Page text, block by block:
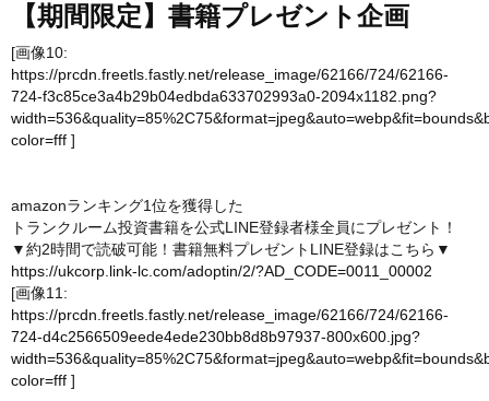
【期間限定】書籍プレゼント企画
[画像10:
https://prcdn.freetls.fastly.net/release_image/62166/724/62166-
724-f3c85ce3a4b29b04edbda633702993a0-2094x1182.png?
color=fff ]
amazonランキング1位を獲得した
トランクルーム投資書籍を公式LINE登録者様全員にプレゼント！
▼約2時間で読破可能！書籍無料プレゼントLINE登録はこちら▼
https://ukcorp.link-lc.com/adoptin/2/?AD_CODE=0011_00002
[画像11:
https://prcdn.freetls.fastly.net/release_image/62166/724/62166-
724-d4c2566509eede4ede230bb8d8b97937-800x600.jpg?
color=fff ]